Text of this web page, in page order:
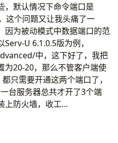
默认情况下命令端口是
这个问题又让我头痛了一
因为被动模式中数据端口的范
U 6.1.0.5版为例，
中，这下好了，我把
为20-20，那么不管客户端使
只需要开通这两个端口了，
台服务器总共才开了3个端
上防火墙，收工…